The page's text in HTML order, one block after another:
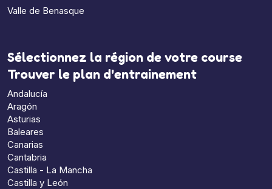
Valle de Benasque
Sélectionnez la région de votre course
Trouver le plan d'entrainement
Andalucía
Aragón
Asturias
Baleares
Canarias
Cantabria
Castilla - La Mancha
Castilla y León